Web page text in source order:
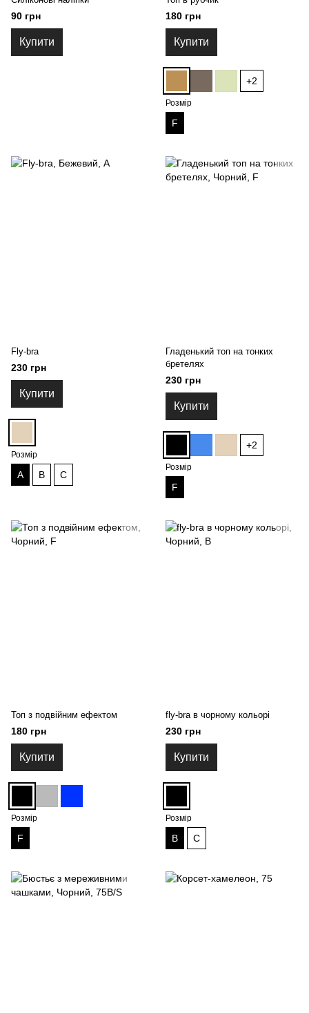
90 грн
Купити
180 грн
Купити
+2
Розмір
F
Fly-bra
230 грн
Купити
Розмір
A B C
Гладенький топ на тонких
бретелях
230 грн
Купити
+2
Розмір
F
Топ з подвійним ефектом
180 грн
Купити
Розмір
F
fly-bra в чорному кольорі
230 грн
Купити
Розмір
B C